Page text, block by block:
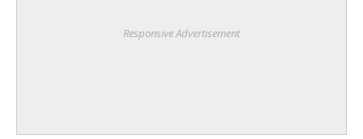
Responsive Advertisement